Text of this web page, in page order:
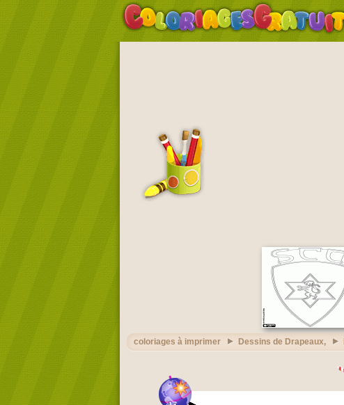
coloriages à imprimer Dessins de Drapeaux,